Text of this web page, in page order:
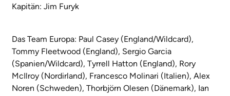
Kapitän: Jim Furyk
Das Team Europa: Paul Casey (England/Wildcard),
Tommy Fleetwood (England), Sergio Garcia
(Spanien/Wildcard), Tyrrell Hatton (England), Rory
McIlroy (Nordirland), Francesco Molinari (Italien), Alex
Noren (Schweden), Thorbjörn Olesen (Dänemark), Ian